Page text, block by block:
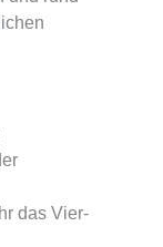
das Vier-